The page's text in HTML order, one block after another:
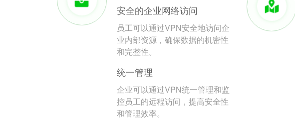
安全的企业网络访问
员工可以通过VPN安全地访问企
业内部资源，确保数据的机密性
和完整性。
统一管理
企业可以通过VPN统一管理和监
控员工的远程访问，提高安全性
和管理效率。